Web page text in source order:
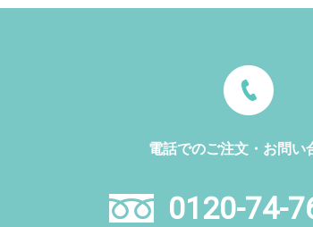
電話でのご注文・お問い
0120-74-